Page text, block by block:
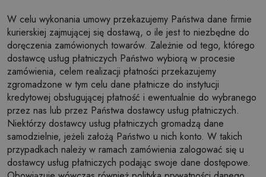
W celu wykonania umowy przekazujemy Państwa dane firmie
kurierskiej zajmującej się dostawą, o ile jest to niezbędne do
doręczenia zamówionych towarów. Zależnie od tego, którego
dostawcę usług płatniczych Państwo wybiorą w procesie
zamówienia, celem realizacji płatności przekazujemy
zgromadzone w tym celu dane płatnicze do instytucji
kredytowej obsługującej płatność i ewentualnie do wybranego
przez nas lub przez Państwa dostawcy usług płatniczych.
Niektórzy dostawcy usług płatniczych gromadzą dane
samodzielnie, jeżeli założą Państwo u nich konto. W takich
przypadkach należy w ramach zamówienia zalogować się u
dostawcy usług płatniczych podając swoje dane dostępowe.